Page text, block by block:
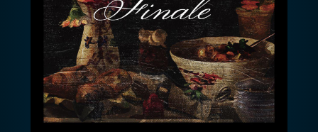
OFFSHOT DIARYMOVIE
会員登録 ログイン